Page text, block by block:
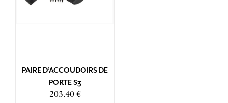
PAIRE D’ACCOUDOIRS DE
PORTE S3
203.40 €